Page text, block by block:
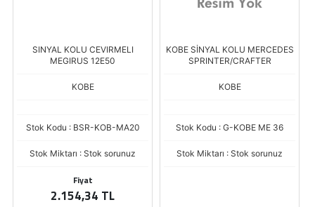
SINYAL KOLU CEVIRMELI
MEGIRUS 12E50
KOBE
Stok Kodu : BSR-KOB-MA20
Stok Miktarı : Stok sorunuz
Fiyat
2.154,34 TL
KOBE SİNYAL KOLU MERCEDES
SPRINTER/CRAFTER
KOBE
Stok Kodu : G-KOBE ME 36
Stok Miktarı : Stok sorunuz